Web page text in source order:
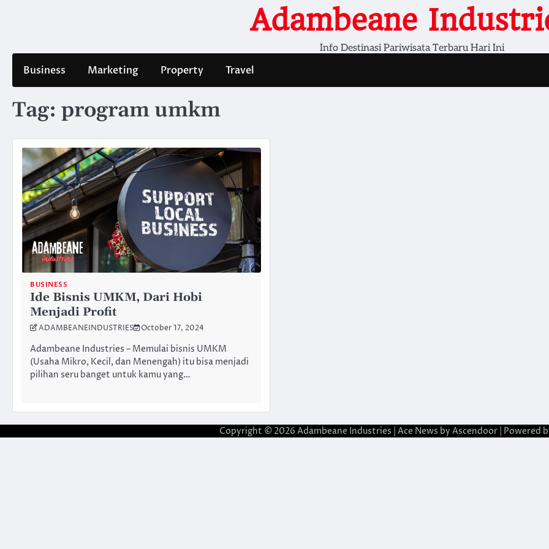
Adambeane
Info Destinasi Pariwisata Terbaru Hari Ini
Business Marketing Property Travel
Tag: program umkm
BUSINESS
Ide Bisnis UMKM, Dari Hobi
Menjadi Profit
ADAMBEANEINDUSTRIES October 17, 2024
Adambeane Industries – Memulai bisnis UMKM
(Usaha Mikro, Kecil, dan Menengah) itu bisa menjadi
pilihan seru banget untuk kamu yang…
Copyright © 2026 Adambeane Industries | Ace News by Ascendoor | Powered